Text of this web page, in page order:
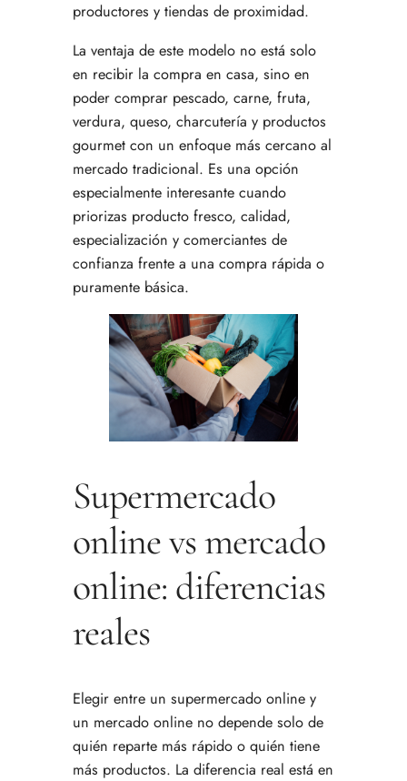
productores y tiendas de proximidad.
La ventaja de este modelo no está solo
en recibir la compra en casa, sino en
poder comprar pescado, carne, fruta,
verdura, queso, charcutería y productos
gourmet con un enfoque más cercano al
mercado tradicional. Es una opción
especialmente interesante cuando
priorizas producto fresco, calidad,
especialización y comerciantes de
confianza frente a una compra rápida o
puramente básica.
Supermercado
online vs mercado
online: diferencias
reales
Elegir entre un supermercado online y
un mercado online no depende solo de
quién reparte más rápido o quién tiene
más productos. La diferencia real está en